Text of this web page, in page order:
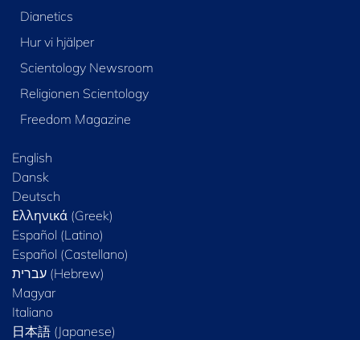
Dianetics
Hur vi hjälper
Scientology Newsroom
Religionen Scientology
Freedom Magazine
English
Dansk
Deutsch
Ελληνικά (Greek)
Español (Latino)
Español (Castellano)
Magyar
Italiano
日本語 (Japanese)